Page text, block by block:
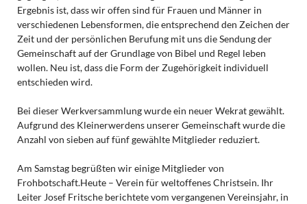
Ergebnis ist, dass wir offen sind für Frauen und Männer in
verschiedenen Lebensformen, die entsprechend den Zeichen der
Zeit und der persönlichen Berufung mit uns die Sendung der
Gemeinschaft auf der Grundlage von Bibel und Regel leben
wollen. Neu ist, dass die Form der Zugehörigkeit individuell
entschieden wird.
Bei dieser Werkversammlung wurde ein neuer Wekrat gewählt.
Aufgrund des Kleinerwerdens unserer Gemeinschaft wurde die
Anzahl von sieben auf fünf gewählte Mitglieder reduziert.
Am Samstag begrüßten wir einige Mitglieder von
Frohbotschaft.Heute – Verein für weltoffenes Christsein. Ihr
Leiter Josef Fritsche berichtete vom vergangenen Vereinsjahr, in